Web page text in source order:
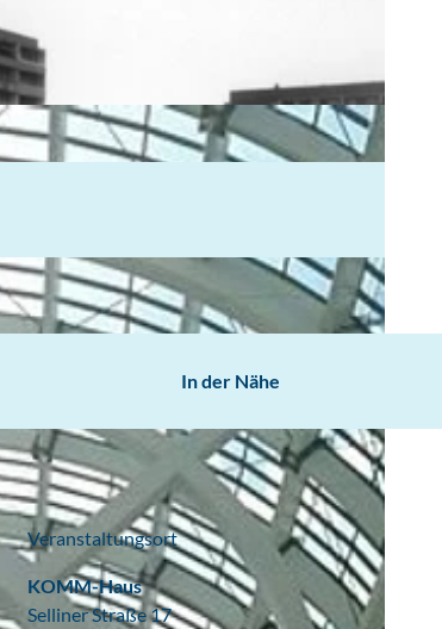
In der Nähe
Veranstaltungsort
KOMM-Haus
Selliner Straße 17